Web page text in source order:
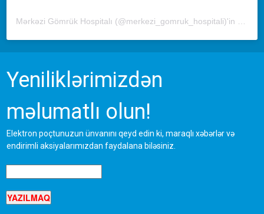
Yeniliklərimizdən
məlumatlı olun!
Elektron poçtunuzun ünvanını qeyd edin ki, maraqlı xəbərlər və
endirimli aksiyalarımızdan faydalana biləsiniz.